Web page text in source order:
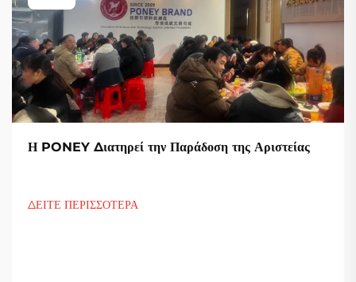
Η PONEY Διατηρεί την Παράδοση της Αριστείας
ΔΕΙΤΕ ΠΕΡΙΣΣΟΤΕΡΑ